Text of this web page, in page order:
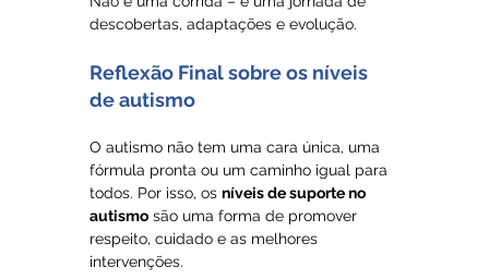
descobertas, adaptações e evolução.
Reflexão Final sobre os níveis
de autismo
O autismo não tem uma cara única, uma
fórmula pronta ou um caminho igual para
todos. Por isso, os níveis de suporte no
autismo são uma forma de promover
respeito, cuidado e as melhores
intervenções.